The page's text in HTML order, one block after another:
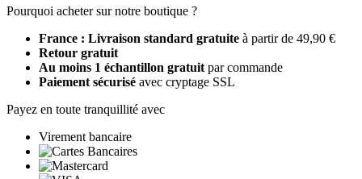
Pourquoi acheter sur notre boutique ?
France : Livraison standard gratuite à partir de 49,90 €
Retour gratuit
Au moins 1 échantillon gratuit par commande
Paiement sécurisé avec cryptage SSL
Payez en toute tranquillité avec
Virement bancaire